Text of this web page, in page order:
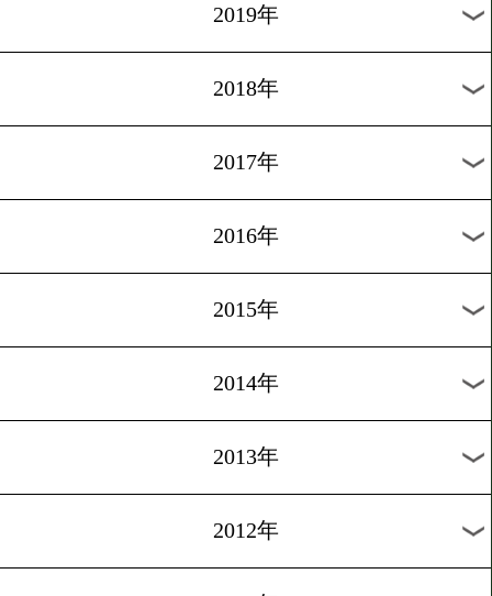
2025年
2024年
2023年
2021年